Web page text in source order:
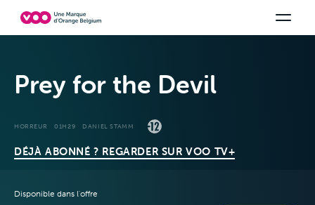
Prey for the Devil
HORREUR 01H29 DANIEL STAMM
DÉJÀ ABONNÉ ? REGARDER SUR VOO TV+
Disponible dans l'offre